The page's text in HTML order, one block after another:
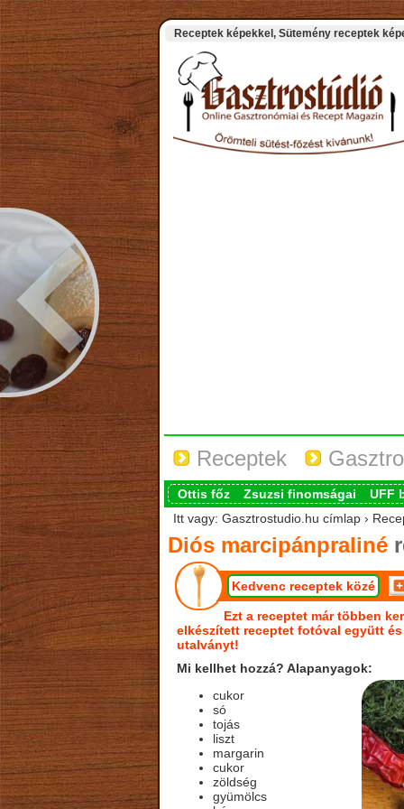
Receptek képekkel, Sütemény receptek
Receptek
Ottis főz Zsuzsi finomságai
UFF
Itt vagy: Gasztrostudio.hu címlap ›
Diós marcipánpraliné
Kedvenc receptek közé
Ezt a receptet már többen
elkészített receptet fotóval együtt
utalványt!
Mi kellhet hozzá? Alapanyagok:
cukor
só
tojás
liszt
margarin
cukor
zöldség
gyümölcs